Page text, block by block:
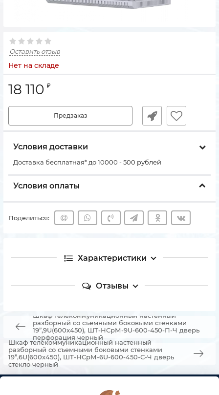
Оставить отзыв
Нет на складе
18 110 ₽
Предзаказ
Условия доставки
Доставка бесплатная* до 10000 - 500 рублей
Условия оплаты
Поделиться:
Характеристики
Отзывы
Шкаф телекоммуникационный настенный
разборный со съемными боковыми стенками
19”,9U(600x450), ШТ-НСрМ-9U-600-450-П-Ч дверь
перфорация черный
Шкаф телекоммуникационный настенный
разборный со съемными боковыми стенками
19”,6U(600x450), ШТ-НСрМ-6U-600-450-С-Ч дверь
стекло черный